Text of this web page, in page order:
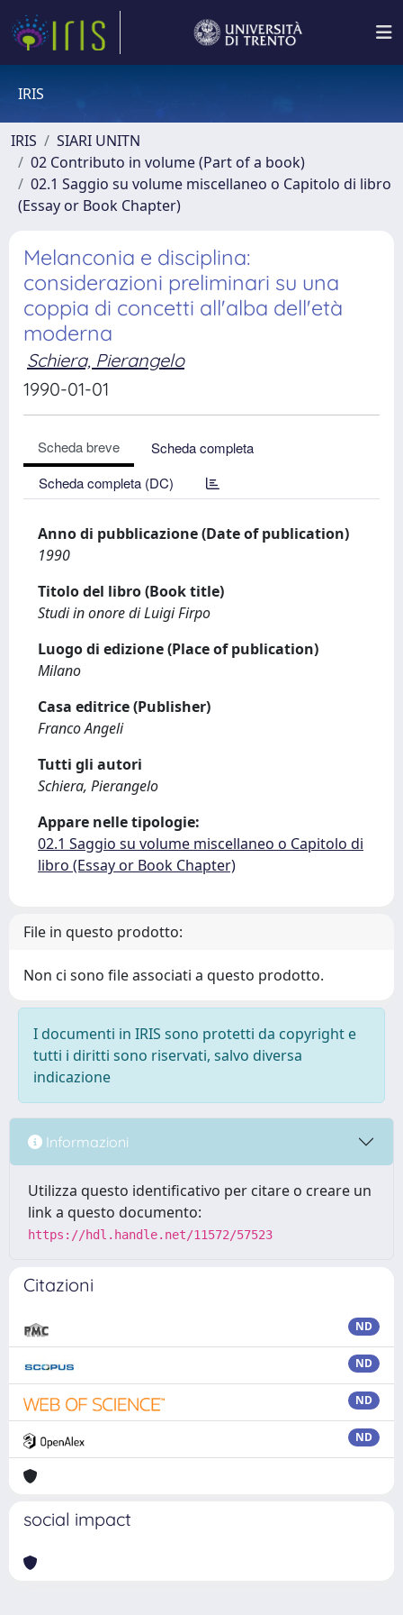
IRIS
IRIS
SIARI UNITN
02 Contributo in volume (Part of a book)
02.1 Saggio su volume miscellaneo o Capitolo di libro
(Essay or Book Chapter)
Melanconia e disciplina:
considerazioni preliminari su una
coppia di concetti all'alba dell'età
moderna
Schiera, Pierangelo
1990-01-01
Scheda breve
Scheda completa
Scheda completa (DC)
Anno di pubblicazione (Date of publication)
1990
Titolo del libro (Book title)
Studi in onore di Luigi Firpo
Luogo di edizione (Place of publication)
Milano
Casa editrice (Publisher)
Franco Angeli
Tutti gli autori
Schiera, Pierangelo
Appare nelle tipologie:
02.1 Saggio su volume miscellaneo o Capitolo di
libro (Essay or Book Chapter)
File in questo prodotto:
Non ci sono file associati a questo prodotto.
I documenti in IRIS sono protetti da copyright e
tutti i diritti sono riservati, salvo diversa
indicazione
Informazioni
Utilizza questo identificativo per citare o creare un
link a questo documento:
https://hdl.handle.net/11572/57523
Citazioni
ND
ND
ND
ND
social impact